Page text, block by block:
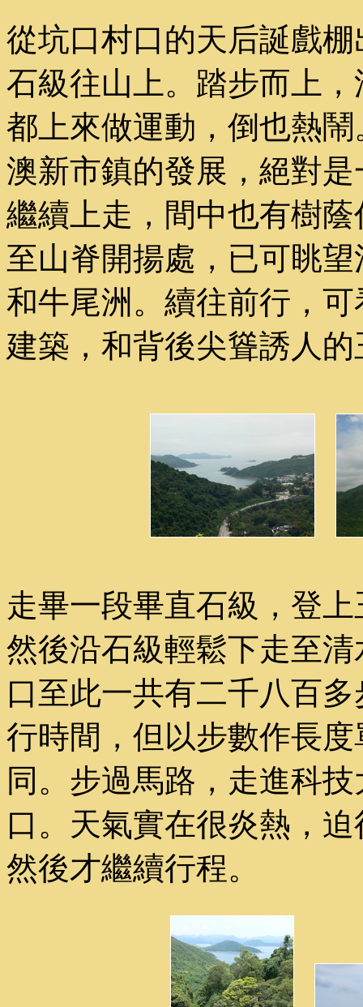
從坑口村口的天后誕戲
石級往山上。踏步而上
都上來做運動，倒也熱
澳新市鎮的發展，絕對
繼續上走，間中也有樹
至山脊開揚處，已可眺
和牛尾洲。續往前行，
建築，和背後尖聳誘人
走畢一段畢直石級，登
然後沿石級輕鬆下走至
口至此一共有二千八百
行時間，但以步數作長
同。步過馬路，走進科
口。天氣實在很炎熱，
然後才繼續行程。